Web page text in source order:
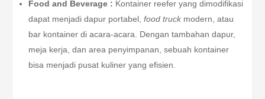
Food and Beverage : Kontainer reefer yang dimodifikasi
dapat menjadi dapur portabel,food truck modern, atau
bar kontainer di acara-acara. Dengan tambahan dapur,
meja kerja, dan area penyimpanan, sebuah kontainer
bisa menjadi pusat kuliner yang efisien.